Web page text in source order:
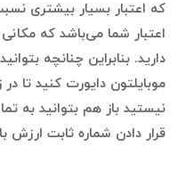
که اعتبار بسیار بیشتری
اعتبار شما می‌باشد که
دارید. بنابراین چنانچه
موبایلتون دایورت کنید تا
نیستید باز هم بتوانید به
قرار دادن شماره ثابت ارزش